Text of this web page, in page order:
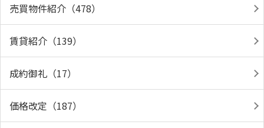
売買物件紹介（478）
賃貸紹介（139）
成約御礼（17）
価格改定（187）